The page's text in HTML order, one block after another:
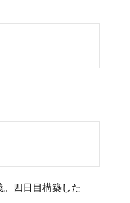
四日目構築した